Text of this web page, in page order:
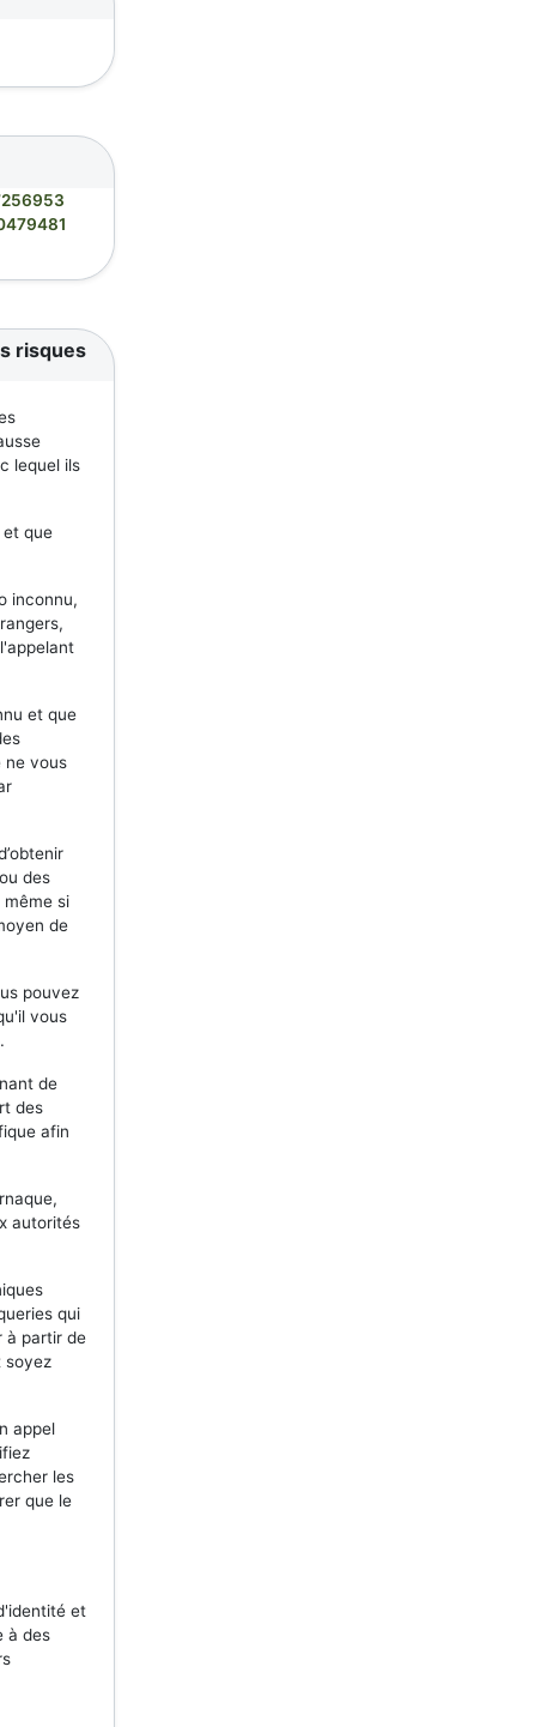
risques
lequel ils
et que
inconnu,
et que
ne vous
des
si
de
pouvez
vous
de
des
afin
autorités
qui
à partir de
soyez
appel
les
que le
et
à des